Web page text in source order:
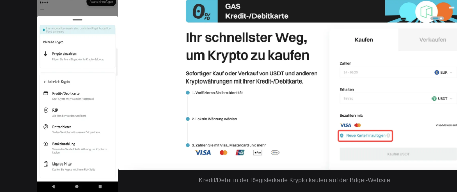
Kredit/Debit in der Registerkarte Krypto kaufen auf der Bitget-Website